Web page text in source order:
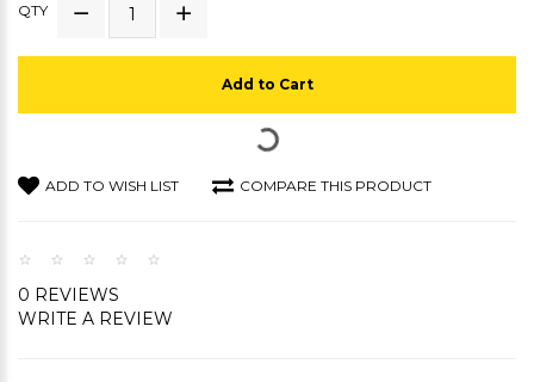
QTY
Add to Cart
ADD TO WISH LIST COMPARE THIS PRODUCT
0 REVIEWS
WRITE A REVIEW